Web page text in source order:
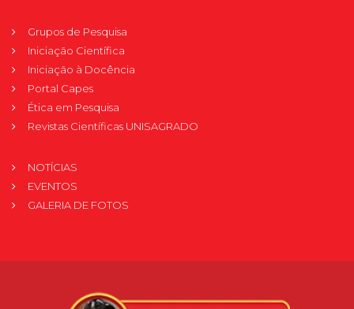
Grupos de Pesquisa
Iniciação Científica
Iniciação à Docência
Portal Capes
Ética em Pesquisa
Revistas Científicas UNISAGRADO
NOTÍCIAS
EVENTOS
GALERIA DE FOTOS